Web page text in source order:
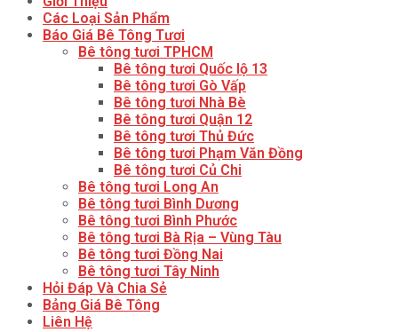
Các Loại Sản Phẩm
Báo Giá Bê Tông Tươi
Bê tông tươi TPHCM
Bê tông tươi Quốc lộ 13
Bê tông tươi Gò Vấp
Bê tông tươi Nhà Bè
Bê tông tươi Quận 12
Bê tông tươi Thủ Đức
Bê tông tươi Phạm Văn Đồng
Bê tông tươi Củ Chi
Bê tông tươi Long An
Bê tông tươi Bình Dương
Bê tông tươi Bình Phước
Bê tông tươi Bà Rịa – Vùng Tàu
Bê tông tươi Đồng Nai
Bê tông tươi Tây Ninh
Hỏi Đáp Và Chia Sẻ
Bảng Giá Bê Tông
Liên Hệ